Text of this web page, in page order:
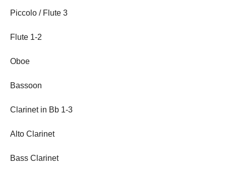
Piccolo / Flute 3
Flute 1-2
Oboe
Bassoon
Clarinet in Bb 1-3
Alto Clarinet
Bass Clarinet